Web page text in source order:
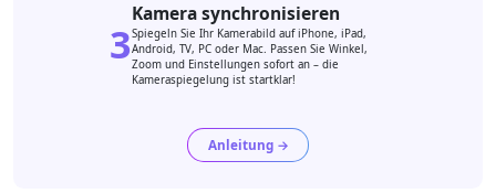
3
Kamera synchronisieren
Spiegeln Sie Ihr Kamerabild auf iPhone, iPad,
Android, TV, PC oder Mac. Passen Sie Winkel,
Zoom und Einstellungen sofort an – die
Kameraspiegelung ist startklar!
Anleitung →